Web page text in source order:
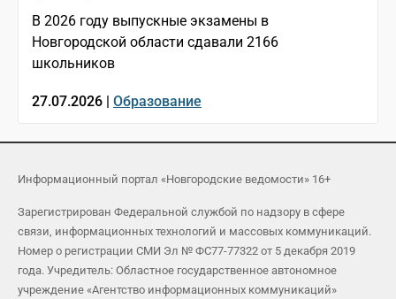
В 2026 году выпускные экзамены в
Новгородской области сдавали 2166
школьников
27.07.2026 | Образование
Информационный портал «Новгородские ведомости» 16+
Зарегистрирован Федеральной службой по надзору в сфере
связи, информационных технологий и массовых коммуникаций.
Номер о регистрации СМИ Эл № ФС77-77322 от 5 декабря 2019
года. Учредитель: Областное государственное автономное
учреждение «Агентство информационных коммуникаций»